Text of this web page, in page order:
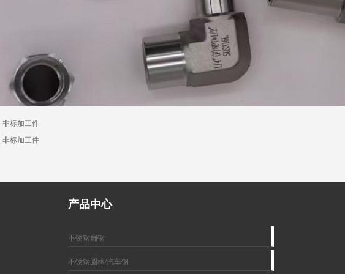
非标加工件
非标加工件
产品中心
不锈钢扁钢
不锈钢圆棒/汽车钢